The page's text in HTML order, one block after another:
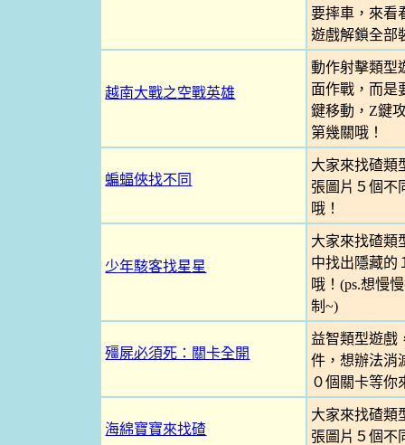
要摔車，來看
遊戲解鎖全部
越南大戰之空戰英雄
動作射擊類型
面作戰，而是
鍵移動，Z鍵
第幾關哦！
蝙蝠俠找不同
大家來找碴類
張圖片５個不
哦！
少年駭客找星星
大家來找碴類
中找出隱藏的
哦！(ps.想慢
制~)
殭屍必須死：關卡全開
益智類型遊戲
件，想辦法消
０個關卡等你
海綿寶寶來找碴
大家來找碴類
張圖片５個不